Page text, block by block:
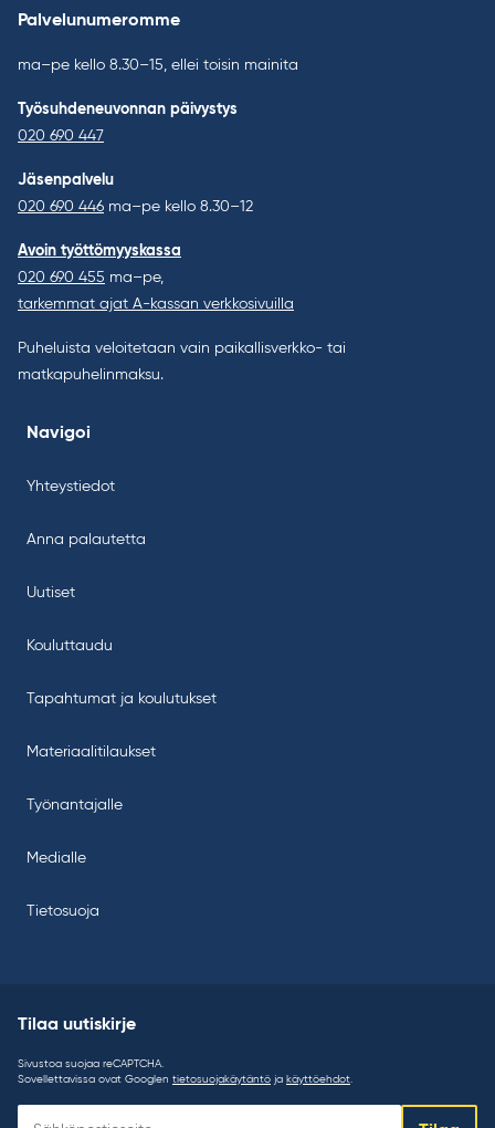
Palvelunumeromme
ma–pe kello 8.30–15, ellei toisin mainita
Työsuhdeneuvonnan päivystys
020 690 447
Jäsenpalvelu
020 690 446 ma–pe kello 8.30–12
Avoin työttömyyskassa
020 690 455 ma–pe,
tarkemmat ajat A-kassan verkkosivuilla
Puheluista veloitetaan vain paikallisverkko- tai
matkapuhelinmaksu.
Navigoi
Yhteystiedot
Anna palautetta
Uutiset
Kouluttaudu
Tapahtumat ja koulutukset
Materiaalitilaukset
Työnantajalle
Medialle
Tietosuoja
Tilaa uutiskirje
Sivustoa suojaa reCAPTCHA.
Sovellettavissa ovat Googlen tietosuojakäytäntö ja käyttöehdot